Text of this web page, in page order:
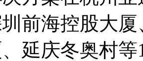
前海控股大
延庆冬奥村